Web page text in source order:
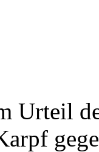
Urteil